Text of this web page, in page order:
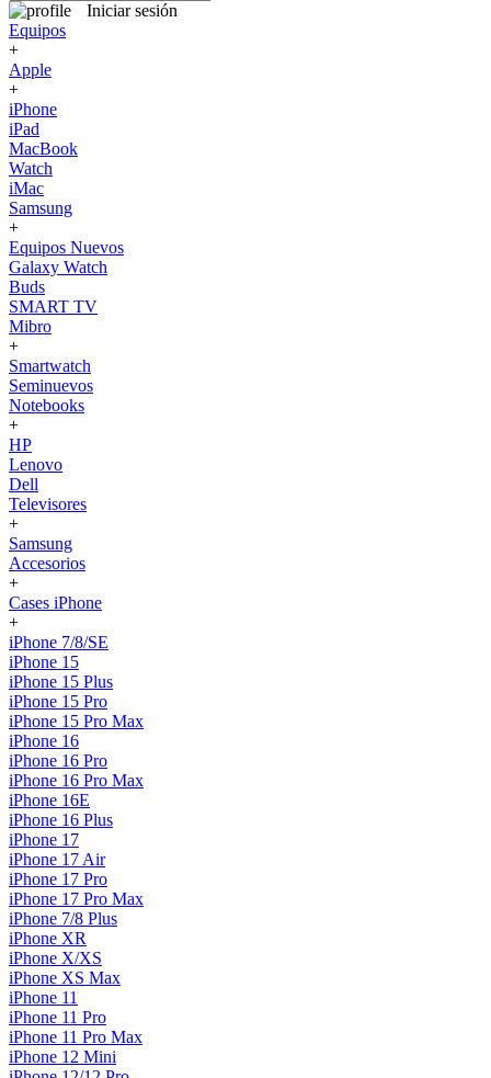
Iniciar sesión
Equipos
+
Apple
+
iPhone
iPad
MacBook
Watch
iMac
Samsung
+
Equipos Nuevos
Galaxy Watch
Buds
SMART TV
Mibro
+
Smartwatch
Seminuevos
Notebooks
+
HP
Lenovo
Dell
Televisores
+
Samsung
Accesorios
+
Cases iPhone
+
iPhone 7/8/SE
iPhone 15
iPhone 15 Plus
iPhone 15 Pro
iPhone 15 Pro Max
iPhone 16
iPhone 16 Pro
iPhone 16 Pro Max
iPhone 16E
iPhone 16 Plus
iPhone 17
iPhone 17 Air
iPhone 17 Pro
iPhone 17 Pro Max
iPhone 7/8 Plus
iPhone XR
iPhone X/XS
iPhone XS Max
iPhone 11
iPhone 11 Pro
iPhone 11 Pro Max
iPhone 12 Mini